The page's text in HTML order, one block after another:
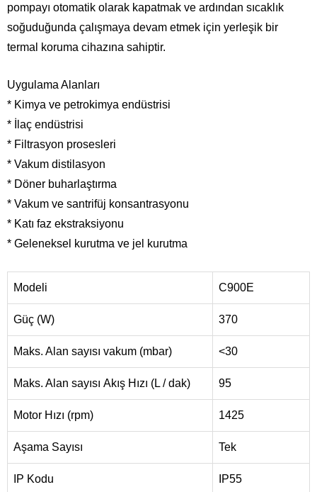
pompayı otomatik olarak kapatmak ve ardından sıcaklık
soğuduğunda çalışmaya devam etmek için yerleşik bir
termal koruma cihazına sahiptir.
Uygulama Alanları
* Kimya ve petrokimya endüstrisi
* İlaç endüstrisi
* Filtrasyon prosesleri
* Vakum distilasyon
* Döner buharlaştırma
* Vakum ve santrifüj konsantrasyonu
* Katı faz ekstraksiyonu
* Geleneksel kurutma ve jel kurutma
Modeli C900E
Güç (W) 370
Maks. Alan sayısı vakum (mbar) <30
Maks. Alan sayısı Akış Hızı (L / dak) 95
Motor Hızı (rpm) 1425
Aşama Sayısı Tek
IP Kodu IP55